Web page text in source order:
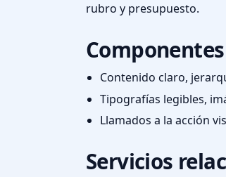
rubro y presupuesto.
Contenido claro,
Tipografías legibles,
Llamados a la acción
Servicios